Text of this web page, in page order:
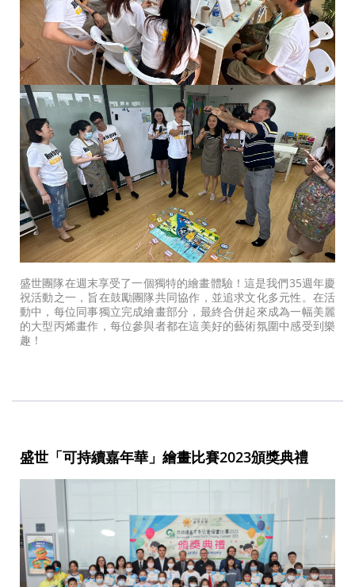
盛世團隊在週末享受了一個獨特的繪畫體驗！這是我們35週年慶
祝活動之一，旨在鼓勵團隊共同協作，並追求文化多元性。在活
動中，每位同事獨立完成繪畫部分，最終合併起來成為一幅美麗
的大型丙烯畫作，每位參與者都在這美好的藝術氛圍中感受到樂
趣！
盛世「可持續嘉年華」繪畫比賽2023頒獎典禮